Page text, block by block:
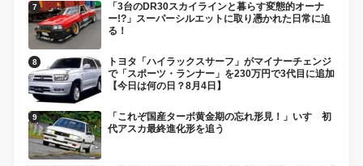
「3台のDR30スカイラインと暮らす変態的オーナ
ー!?」スーパーシルエットに取り憑かれた日常に迫
る！
トヨタ「ハイラックスサーフ」がマイナーチェンジ
で「スポーツ・ランナー」を230万円で3代目に追加
【今日は何の日？8月4日】
「これぞ国産ターボ黄金期の忘れ形見！」いすゞ初
代アスカ最終進化形を追う